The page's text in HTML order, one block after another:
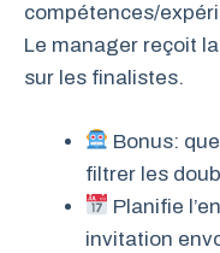
compétences/
Le manager reçoit
sur les finalistes.
Bonus:
filtrer les
Planifie
invitation